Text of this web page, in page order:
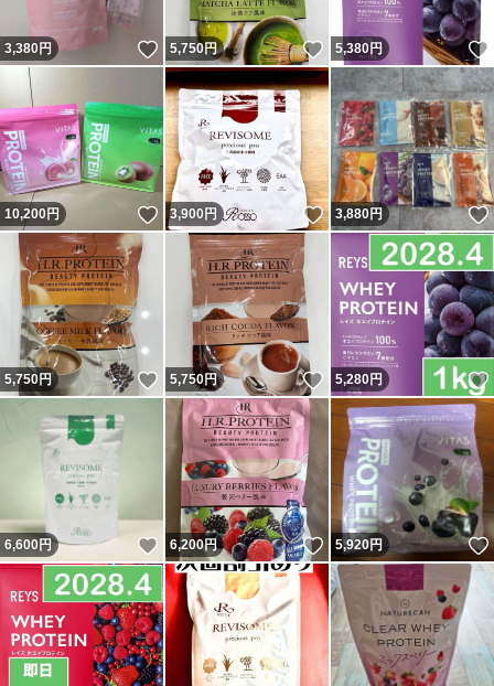
3,380円 いいね！
5,750円 いいね！
5,380円
10,200円 いいね！
3,900 円 いいね！
3,880円
5,750円 いいね！
5,750円 いいね！
5,280円
6,600円 いいね！
6,200円 いいね！
5,920円